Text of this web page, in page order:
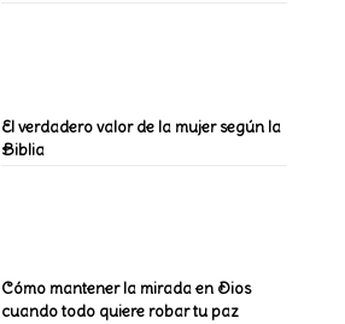
El verdadero valor de la mujer según la
Biblia
Cómo mantener la mirada en Dios
cuando todo quiere robar tu paz